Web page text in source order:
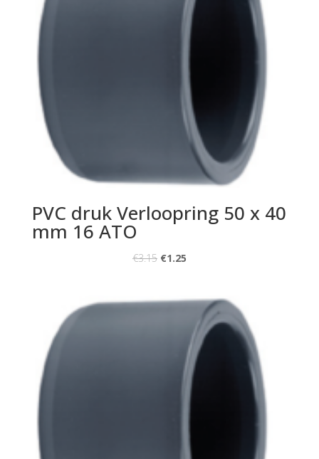
PVC druk Verloopring 50 x 40
mm 16 ATO
€3.15 €1.25